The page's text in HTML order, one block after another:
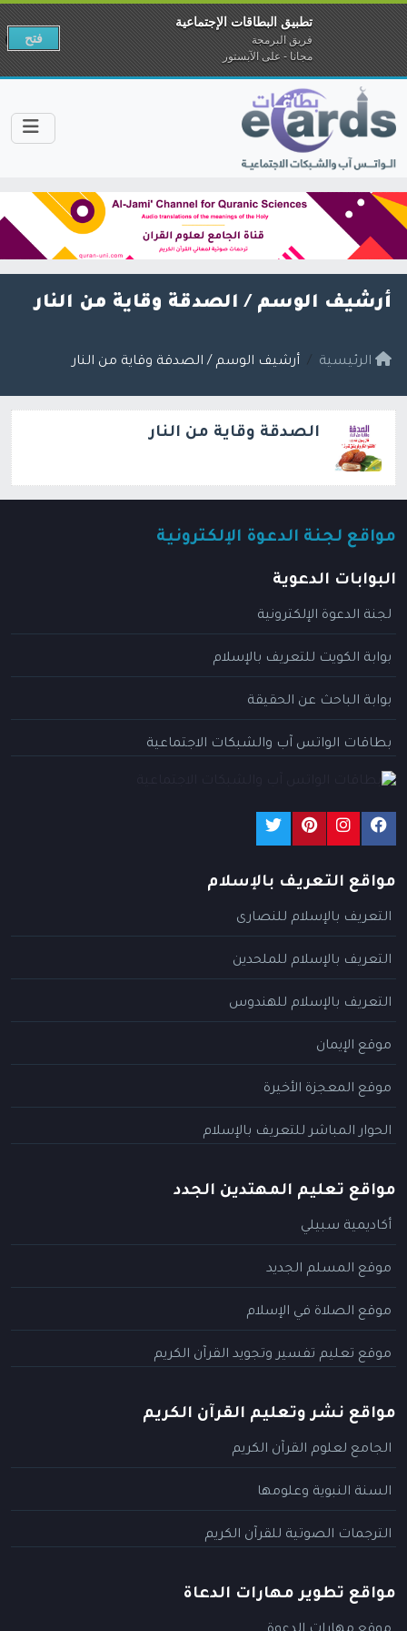
أرشيف الوسم / الصدقة وقاية من النار
الرئيسية أرشيف الوسم / الصدقة وقاية من النار
الصدقة وقاية من النار
مواقع لجنة الدعوة الإلكترونية
البوابات الدعوية
لجنة الدعوة الإلكترونية
بوابة الكويت للتعريف بالإسلام
بوابة الباحث عن الحقيقة
بطاقات الواتس آب والشبكات الاجتماعية
مواقع التعريف بالإسلام
التعريف بالإسلام للنصارى
التعريف بالإسلام للملحدين
التعريف بالإسلام للهندوس
موقع الإيمان
موقع المعجزة الأخيرة
الحوار المباشر للتعريف بالإسلام
مواقع تعليم المهتدين الجدد
أكاديمية سبيلي
موقع المسلم الجديد
موقع الصلاة في الإسلام
موقع تعليم تفسير وتجويد القرآن الكريم
مواقع نشر وتعليم القرآن الكريم
الجامع لعلوم القرآن الكريم
السنة النبوية وعلومها
الترجمات الصوتية للقرآن الكريم
مواقع تطوير مهارات الدعاة
تطبيق البطاقات الإجتماعية
فريق البرمجة
مجانا - على الآبستور
فتح